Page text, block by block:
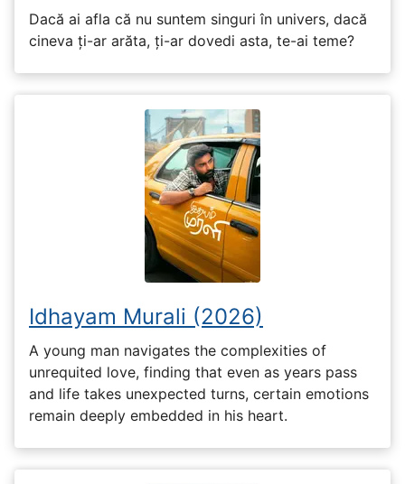
Dacă ai afla că nu suntem singuri în univers, dacă
cineva ți-ar arăta, ți-ar dovedi asta, te-ai teme?
Idhayam Murali (2026)
A young man navigates the complexities of
unrequited love, finding that even as years pass
and life takes unexpected turns, certain emotions
remain deeply embedded in his heart.